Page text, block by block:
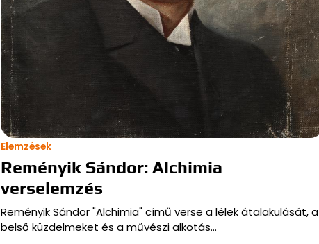
Elemzések
Reményik Sándor: Alchimia
verselemzés
Reményik Sándor "Alchimia" című verse a lélek átalakulását, a
belső küzdelmeket és a művészi alkotás…